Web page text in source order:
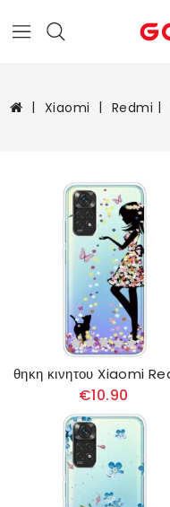
Xiaomi Redmi
€10.90